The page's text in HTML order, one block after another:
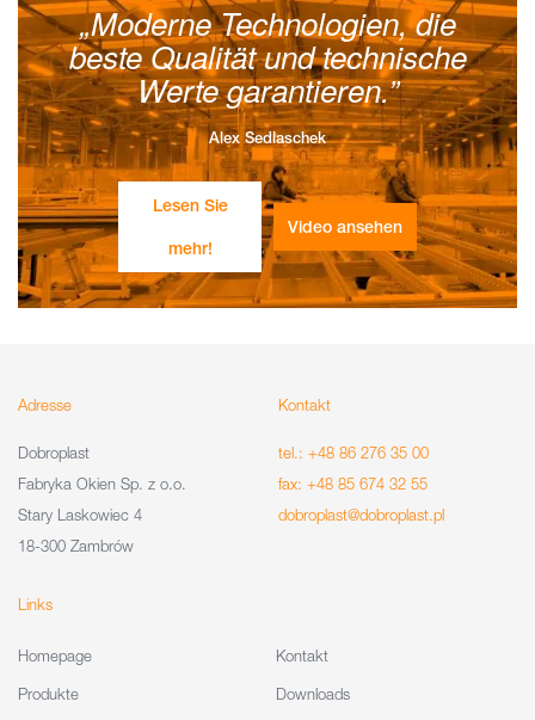
Moderne Technologien, die
beste Qualität und technische
Werte garantieren.
Alex Sedlaschek
Lesen Sie
mehr!
Video ansehen
Adresse
Dobroplast
Fabryka Okien Sp. z o.o.
Stary Laskowiec 4
18-300 Zambrów
Kontakt
tel.: +48 86 276 35 00
fax: +48 85 674 32 55
dobroplast@dobroplast.pl
Links
Homepage
Produkte
Kontakt
Downloads